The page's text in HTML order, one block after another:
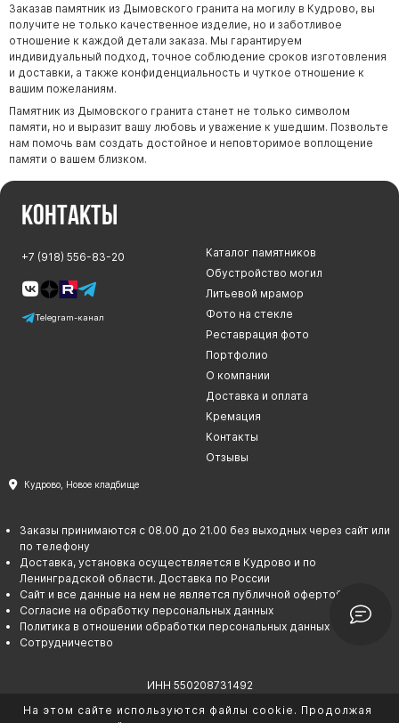
Заказав памятник из Дымовского гранита на могилу в Кудрово, вы
получите не только качественное изделие, но и заботливое
отношение к каждой детали заказа. Мы гарантируем
индивидуальный подход, точное соблюдение сроков изготовления
и доставки, а также конфиденциальность и чуткое отношение к
вашим пожеланиям.
Памятник из Дымовского гранита станет не только символом
памяти, но и выразит вашу любовь и уважение к ушедшим. Позвольте
нам помочь вам создать достойное и неповторимое воплощение
памяти о вашем близком.
Контакты
+7 (918) 556-83-20
Telegram-канал
Каталог памятников
Обустройство могил
Литьевой мрамор
Фото на стекле
Реставрация фото
Портфолио
О компании
Доставка и оплата
Кремация
Контакты
Отзывы
Кудрово, Новое кладбище
Заказы принимаются с 08.00 до 21.00 без выходных через сайт или
по телефону
Доставка, установка осуществляется в Кудрово и по
Ленинградской области. Доставка по России
Сайт и все данные на нем не является публичной офертой
Согласие на обработку персональных данных
Политика в отношении обработки персональных данных
Сотрудничество
© Гарант памяти. 2026
ИНН 550208731492
На этом сайте используются файлы cookie. Продолжая